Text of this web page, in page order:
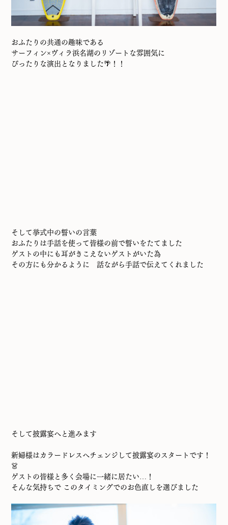
おふたりの共通の趣味である
サーフィン×ヴィラ浜名湖のリゾートな雰囲気に
ぴったりな演出となりました🌴！！
そして挙式中の誓いの言葉
おふたりは手話を使って皆様の前で誓いをたてました
ゲストの中にも耳がきこえないゲストがいた為
その方にも分かるように　話ながら手話で伝えてくれました
そして披露宴へと進みます
新婦様はカラードレスへチェンジして披露宴のスタートです！
👗
ゲストの皆様と多く会場に一緒に居たい…！
そんな気持ちで このタイミングでのお色直しを選びました